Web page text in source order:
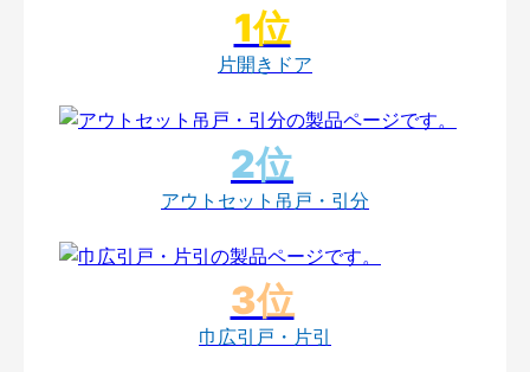
片開きドア
アウトセット吊戸・引分
巾広引戸・片引